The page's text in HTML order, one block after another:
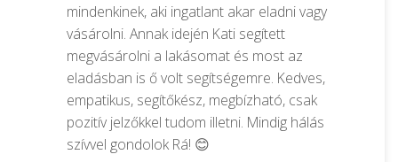
mindenkinek, aki ingatlant akar eladni vagy
vásárolni. Annak idején Kati segített
megvásárolni a lakásomat és most az
eladásban is ő volt segítségemre. Kedves,
empatikus, segítőkész, megbízható, csak
pozitív jelzőkkel tudom illetni. Mindig hálás
szívvel gondolok Rá! 😊